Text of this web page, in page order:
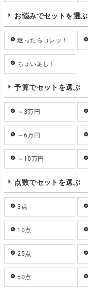
お悩みでセットを選ぶ
迷ったらコレッ！
ちょい足し！
予算でセットを選ぶ
～3万円
～6万円
～10万円
点数でセットを選ぶ
3点
10点
25点
50点